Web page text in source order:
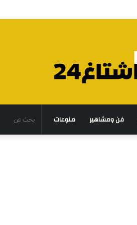
فن ومشاهير منوعات